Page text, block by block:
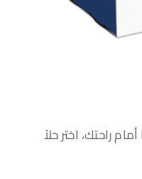
راحتك، اختر حلاً